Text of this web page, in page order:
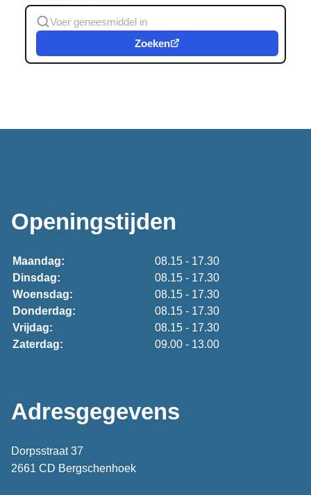
Zoeken
Openingstijden
Maandag:
08.15 - 17.30
Dinsdag:
08.15 - 17.30
Woensdag:
08.15 - 17.30
Donderdag:
08.15 - 17.30
Vrijdag:
08.15 - 17.30
Zaterdag:
09.00 - 13.00
Adresgegevens
Dorpsstraat 37
2661 CD Bergschenhoek